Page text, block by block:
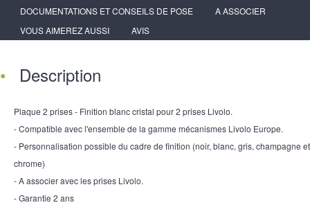
DOCUMENTATIONS ET CONSEILS DE POSE
A ASSOCIER
VOUS AIMEREZ AUSSI
AVIS
Description
Plaque 2 prises - Finition blanc cristal pour 2 prises Livolo.
- Compatible avec l'ensemble de la gamme mécanismes Livolo Europe.
- Personnalisation possible du cadre de finition (noir, blanc, gris, champagne et
chrome)
- A associer avec les prises Livolo.
- Garantie 2 ans